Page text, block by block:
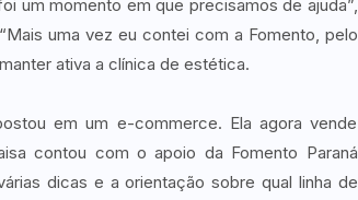
um momento em que precisamos de ajuda”,
uma vez eu contei com a Fomento, pelo
ativa a clínica de estética.
em um e-commerce. Ela agora vende
contou com o apoio da Fomento Paraná
dicas e a orientação sobre qual linha de